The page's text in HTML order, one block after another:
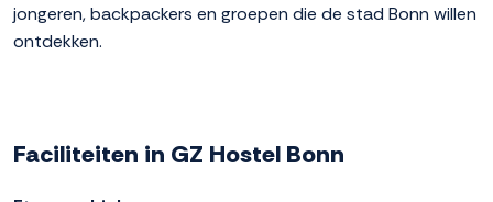
jongeren, backpackers en groepen die de stad Bonn willen
ontdekken.
Faciliteiten in GZ Hostel Bonn